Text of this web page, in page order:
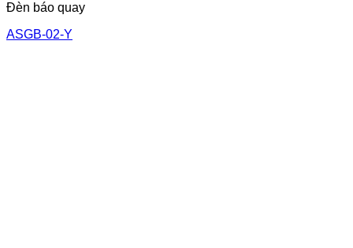
Đèn báo quay
ASGB-02-Y